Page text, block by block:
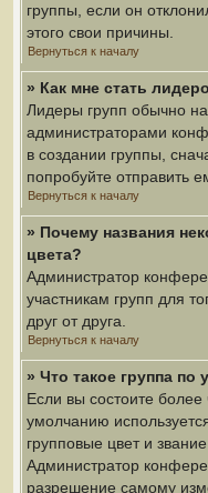
группы, если он
этого свои причины.
Вернуться к началу
» Как мне стать
Лидеры групп обычно
администраторами
в создании группы,
попробуйте отправить
Вернуться к началу
» Почему названия
цвета?
Администратор
участникам групп для
друг от друга.
Вернуться к началу
» Что такое группа по
Если вы состоите
умолчанию
групповые цвет и
Администратор
разрешение самому